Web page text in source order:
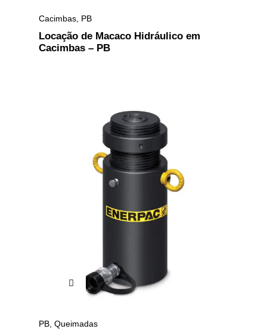
Cacimbas PB
Locação de Macaco Hidráulico em
Cacimbas – PB
PB Queimadas